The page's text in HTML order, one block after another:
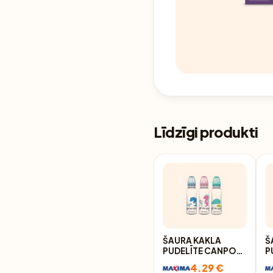
Līdzīgi produkti
ŠAURA KAKLA
PUDELĪTE CANPOL
4.29 €